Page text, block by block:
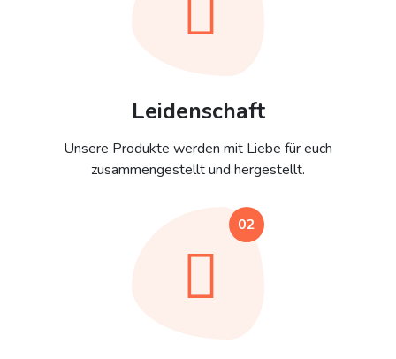
Leidenschaft
Unsere Produkte werden mit Liebe für euch
zusammengestellt und hergestellt.
02